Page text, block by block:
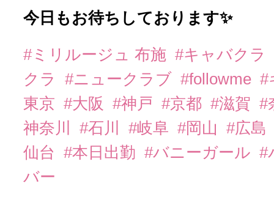
今日もお待ちしております✨️
#ミリルージュ 布施 #キャバクラ
クラ
#ニュークラブ #followme #
東京 #大阪 #神戸 #京都 #滋賀 #
神奈川
#石川 #岐阜 #岡山
#広島
仙台
#本日出勤 #バニーガール #
バー